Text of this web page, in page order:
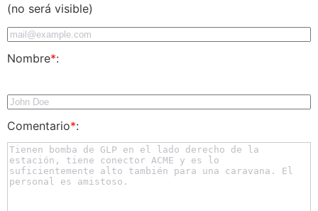
(no será visible)
Nombre*:
Comentario*: